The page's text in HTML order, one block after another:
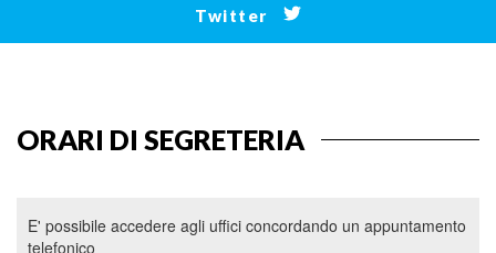
Twitter
ORARI DI SEGRETERIA
E' possibile accedere agli uffici concordando un appuntamento
telefonico